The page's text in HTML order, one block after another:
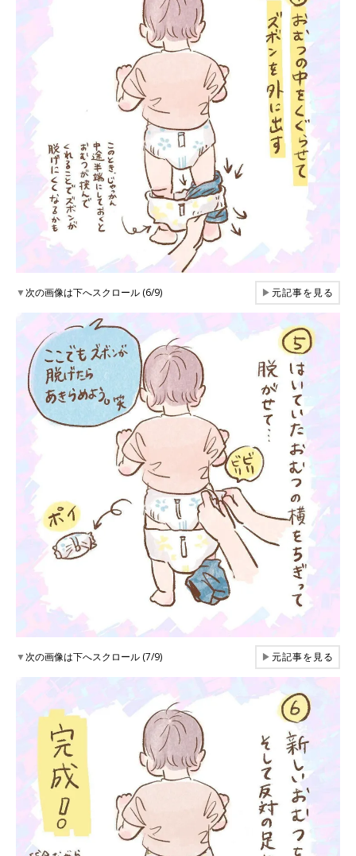
▼次の画像は下へスクロール (6/9) ▶元記事を見る
▼次の画像は下へスクロール (7/9) ▶元記事を見る